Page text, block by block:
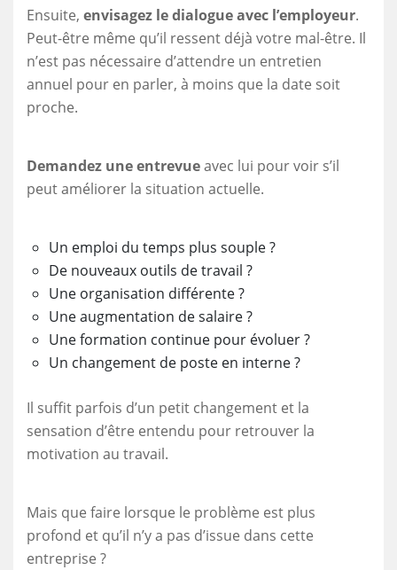
Ensuite, envisagez le dialogue avec l’employeur.
Peut-être même qu’il ressent déjà votre mal-être. Il
n’est pas nécessaire d’attendre un entretien
annuel pour en parler, à moins que la date soit
proche.
Demandez une entrevueavec lui pour voir s’il
peut améliorer la situation actuelle.
Un emploi du temps plus souple ?
De nouveaux outils de travail ?
Une organisation différente ?
Une augmentation de salaire ?
Une formation continue pour évoluer ?
Un changement de poste en interne ?
Il suffit parfois d’un petit changement et la
sensation d’être entendu pour retrouver la
motivation au travail.
Mais que faire lorsque le problème est plus
profond et qu’il n’y a pas d’issue dans cette
entreprise ?